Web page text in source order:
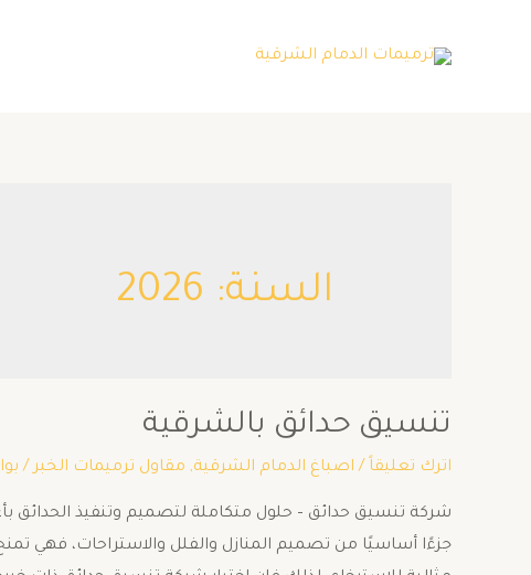
السنة: 2026
تنسيق حدائق بالشرقية
اترك تعليقاً / اصباغ الدمام الشرقية, مقاول ترميمات الخبر/
شركة تنسيق حدائق – حلول متكاملة لتصميم وتنفيذ الحدائق
جزءًا أساسيًا من تصميم المنازل والفلل والاستراحات، فهي